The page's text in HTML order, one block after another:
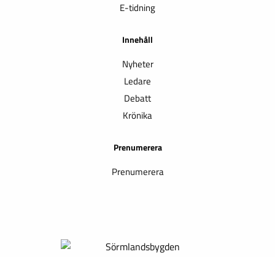
E-tidning
Innehåll
Nyheter
Ledare
Debatt
Krönika
Prenumerera
Prenumerera